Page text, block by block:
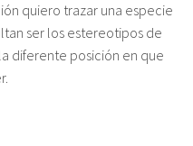
quiero trazar una especie
ser los estereotipos de
diferente posición en que